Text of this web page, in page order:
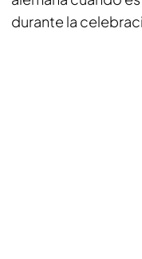
durante la